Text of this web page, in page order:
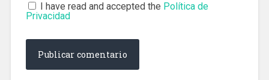
I have read and accepted the Política de
Privacidad